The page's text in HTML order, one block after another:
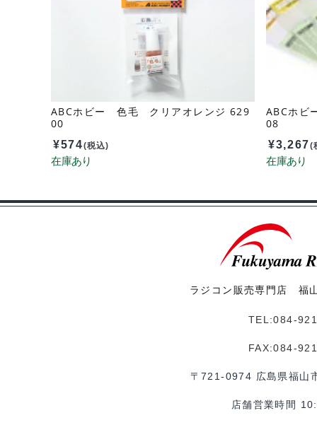
ABCホビー 色毛 クリアオレンジ 629
00
¥574(税込)
ABCホ
08
¥3,267(
ラジコン販売専門店 福
TEL:084-
FAX:084-
〒721-0974 広島県福山
店舗営業時間